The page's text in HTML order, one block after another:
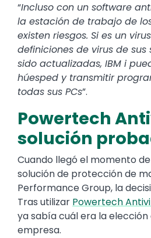
“Incluso con un software
la estación de trabajo de
existen riesgos. Si es un
definiciones de virus de sus
sido actualizadas, IBM i
húesped y transmitir
todas sus PCs”.
Powertech
solución
Cuando llegó el momento
solución de protección de
Performance Group, la
Tras utilizar Powertech
ya sabía cuál era la
empresa.